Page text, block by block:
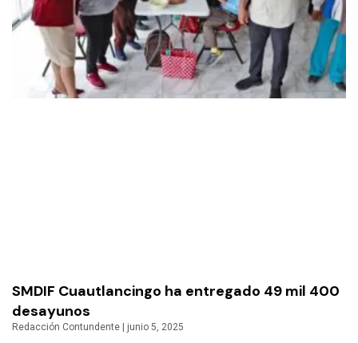
SMDIF Cuautlancingo ha entregado 49 mil 400
desayunos
Redacción Contundente junio 5, 2025